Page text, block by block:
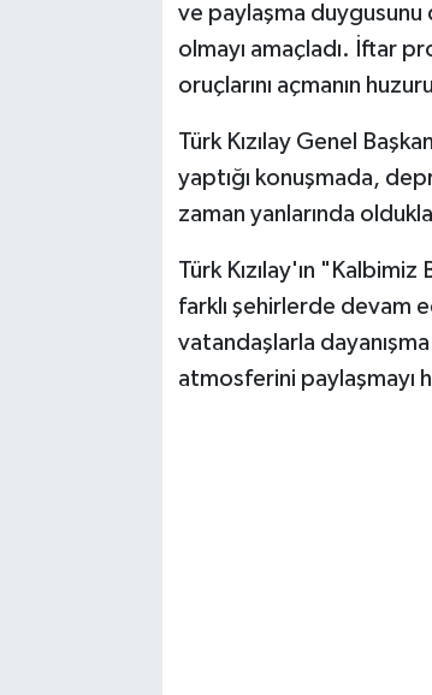
ve paylaşma
olmayı amaçladı. İftar
oruçlarını açmanın
Türk Kızılay Genel
yaptığı konuşmada,
zaman yanlarında
Türk Kızılay'ın
farklı şehirlerde devam
vatandaşlarla
atmosferini paylaşmayı